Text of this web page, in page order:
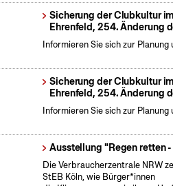
Sicherung der Clubkultur
Ehrenfeld, 254. Änderung
Informieren Sie sich zur
Sicherung der Clubkultur
Ehrenfeld, 254. Änderung
Informieren Sie sich zur
Ausstellung "Regen retten
Die Verbraucherzentrale NRW
StEB Köln, wie Bürger*innen